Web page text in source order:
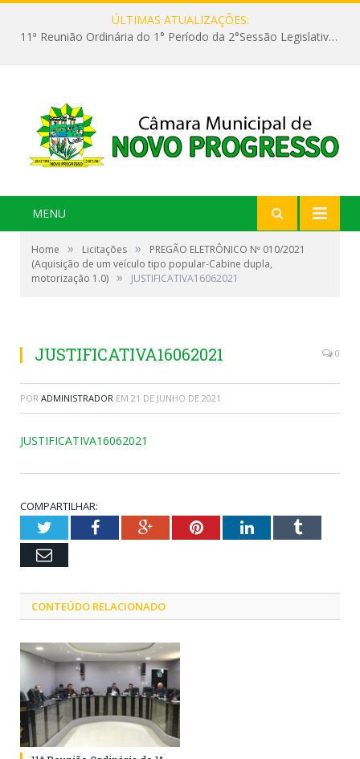
ÚLTIMAS ATUALIZAÇÕES:
11ª Reunião Ordinária do 1° Período da 2°Sessão Legislativa da 9ª Legislatura do Poder Legislativo
MENU
Home » Licitações »
PREGÃO ELETRÔNICO Nº 010/2021
(Aquisição de um veículo tipo popular-Cabine dupla,
motorização 1.0) » JUSTIFICATIVA16062021
JUSTIFICATIVA16062021 0
POR ADMINISTRADOR EM 21 DE JUNHO DE 2021
JUSTIFICATIVA16062021
COMPARTILHAR:
TwitterFacebookGoogle+PinterestLinkedInTumblr
Email
CONTEÚDO RELACIONADO